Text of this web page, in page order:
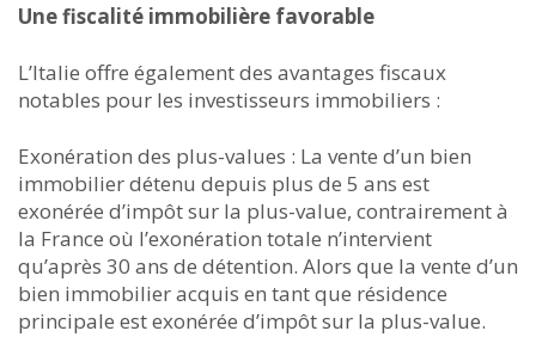
Une fiscalité immobilière favorable
L’Italie offre également des avantages fiscaux
notables pour les investisseurs immobiliers :
Exonération des plus-values : La vente d’un bien
immobilier détenu depuis plus de 5 ans est
exonérée d’impôt sur la plus-value, contrairement à
la France où l’exonération totale n’intervient
qu’après 30 ans de détention. Alors que la vente d’un
bien immobilier acquis en tant que résidence
principale est exonérée d’impôt sur la plus-value.